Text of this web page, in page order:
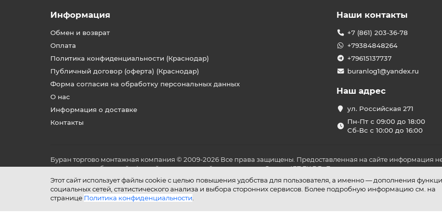
Этот сайт использует файлы cookie с целью повышения удобства для пользователя, а именно — дополнения
социальных сетей, статистического анализа и выбора сторонних сервисов. Более подробную информацию см. на
странице Политика конфиденциальности
Информация
Обмен и возврат
Оплата
Политика конфиденциальности (Краснодар)
Публичный договор (оферта) (Краснодар)
Форма согласия на обработку персональных данных
О нас
Информация о доставке
Контакты
Наши контакты
+7 (861) 203-36-78
+79384848264
+79615137737
buranlog1@yandex.ru
Наш адрес
ул. Российская 271
Пн-Пт с 09:00 до 18:00
Сб-Вс с 10:00 до 16:00
Буран торгово монтажная компания © 2009-2026 Все права защищены. Предоставленная на сайте информация
не является публичной офертой, определяемой положениями Статьи 437 ГК РФ. До оплаты товара удостоверьтесь
и условиях его эксплуатации.